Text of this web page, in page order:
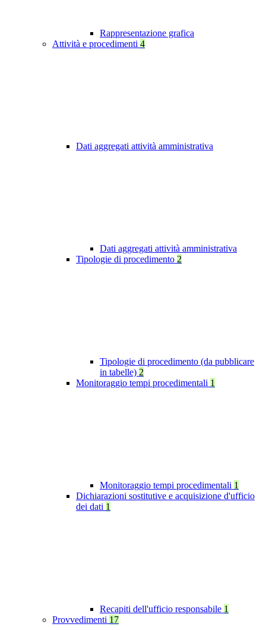
Rappresentazione grafica
Attività e procedimenti 4
Dati aggregati attività amministrativa
Dati aggregati attività amministrativa
Tipologie di procedimento 2
Tipologie di procedimento (da pubblicare
in tabelle) 2
Monitoraggio tempi procedimentali 1
Monitoraggio tempi procedimentali 1
Dichiarazioni sostitutive e acquisizione d'ufficio
dei dati 1
Recapiti dell'ufficio responsabile 1
Provvedimenti 17